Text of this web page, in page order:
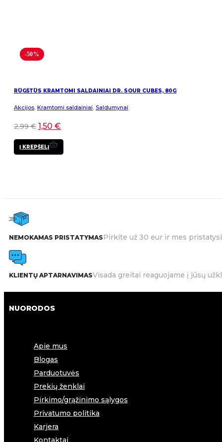
-50%
RŪGŠTŪS KRAMTOMI SALDAINIAI DR. SOUR CUBES, 80G
Akcijos, Kramtomi saldainiai, Saldumynai
2,99€ 1,50 €
Į KREPŠELĮ
NEMOKAMAS PRISTATYMASPirkite už 30 eur ir mes
KLIENTŲ APTARNAVIMASVisada greitai reaguojame į jūsų
NUORODOS
Apie mus
Blogas
Parduotuvės
Prekių ženklai
Pirkimo/grąžinimo sąlygos
Privatumo politika
Karjera
Kontaktai